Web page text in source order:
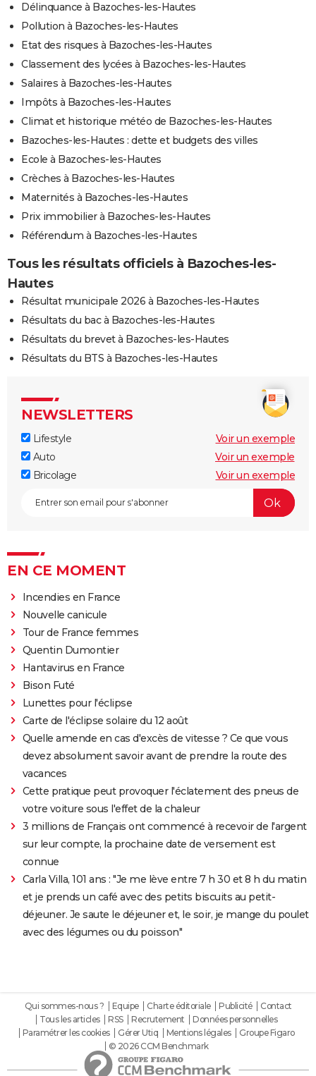
Délinquance à Bazoches-les-Hautes
Pollution à Bazoches-les-Hautes
Etat des risques à Bazoches-les-Hautes
Classement des lycées à Bazoches-les-Hautes
Salaires à Bazoches-les-Hautes
Impôts à Bazoches-les-Hautes
Climat et historique météo de Bazoches-les-Hautes
Bazoches-les-Hautes : dette et budgets des villes
Ecole à Bazoches-les-Hautes
Crèches à Bazoches-les-Hautes
Maternités à Bazoches-les-Hautes
Prix immobilier à Bazoches-les-Hautes
Référendum à Bazoches-les-Hautes
Tous les résultats officiels à Bazoches-les-
Hautes
Résultat municipale 2026 à Bazoches-les-Hautes
Résultats du bac à Bazoches-les-Hautes
Résultats du brevet à Bazoches-les-Hautes
Résultats du BTS à Bazoches-les-Hautes
NEWSLETTERS
Lifestyle
Voir un exemple
Auto
Voir un exemple
Bricolage
Voir un exemple
EN CE MOMENT
Incendies en France
Nouvelle canicule
Tour de France femmes
Quentin Dumontier
Hantavirus en France
Bison Futé
Lunettes pour l'éclipse
Carte de l'éclipse solaire du 12 août
Quelle amende en cas d'excès de vitesse ? Ce que vous
devez absolument savoir avant de prendre la route des
vacances
Cette pratique peut provoquer l'éclatement des pneus de
votre voiture sous l'effet de la chaleur
3 millions de Français ont commencé à recevoir de l'argent
sur leur compte, la prochaine date de versement est
connue
Carla Villa, 101 ans : "Je me lève entre 7 h 30 et 8 h du matin
et je prends un café avec des petits biscuits au petit-
déjeuner. Je saute le déjeuner et, le soir, je mange du poulet
avec des légumes ou du poisson"
Qui sommes-nous ? Equipe Charte éditoriale Publicité
Contact
Tous les articles
RSS Recrutement
Données personnelles
Paramétrer les cookies
Gérer Utiq Mentions légales
Groupe Figaro
© 2026 CCM Benchmark